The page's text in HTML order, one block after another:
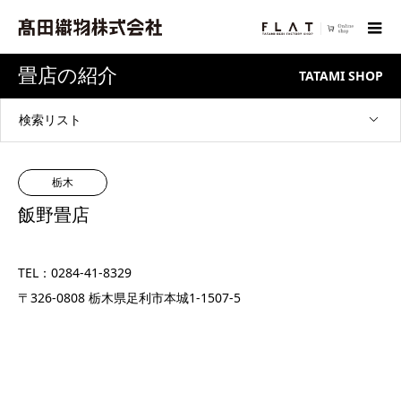
畳店の紹介 TATAMI SHOP
検索リスト
栃木
飯野畳店
TEL：0284-41-8329
〒326-0808 栃木県足利市本城1-1507-5